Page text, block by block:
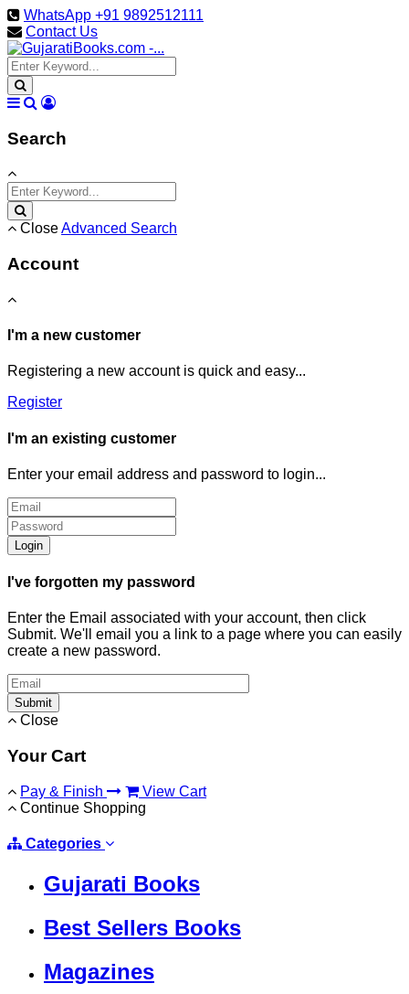
WhatsApp +91 9892512111
Contact Us
Search
CloseAdvanced Search
Account
I'm a new customer
Registering a new account is quick and easy...
Register
I'm an existing customer
Enter your email address and password to login...
Login
I've forgotten my password
Enter the Email associated with your account, then click
Submit. We'll email you a link to a page where you can easily
create a new password.
Submit
Close
Your Cart
Pay & Finish
View Cart
Continue Shopping
Categories
Gujarati Books
Best Sellers Books
Magazines